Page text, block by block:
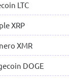
LTC
XRP
XMR
DOGE